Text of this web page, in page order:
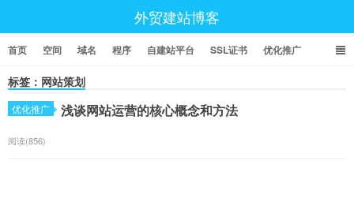
外贸建站博客
首页 空间 域名 程序 自建站平台 SSL证书 优化推广
标签：网站策划
优化推广 浅谈网站运营的核心概念和方法
阅读(856)